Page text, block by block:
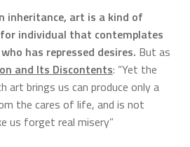
inheritance, art is a kind of
individual that contemplates
has repressed desires. But as
and Its Discontents: “Yet the
art brings us can produce only a
the cares of life, and is not
us forget real misery”